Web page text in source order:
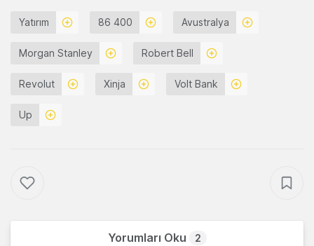
Yatırım 86 400 Avustralya
Morgan Stanley Robert Bell
Revolut Xinja Volt Bank
Up
Yorumları Oku 2